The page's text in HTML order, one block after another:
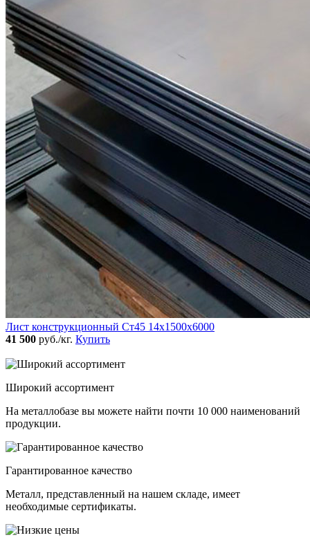
Лист конструкционный Ст45 14х1500х6000
41 500 руб./кг. Купить
Широкий ассортимент
На металлобазе вы можете найти почти 10 000 наименований
продукции.
Гарантированное качество
Металл, представленный на нашем складе, имеет
необходимые сертификаты.